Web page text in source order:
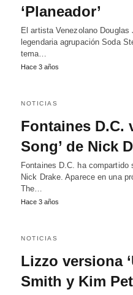
‘Planeador’
El artista Venezolano
legendaria agrupación Soda
tema…
Hace 3 años
NOTICIAS
Fontaines D.C.
Song’ de Nick
Fontaines D.C. ha
Nick Drake. Aparece en una
The…
Hace 3 años
NOTICIAS
Lizzo versiona
Smith y Kim